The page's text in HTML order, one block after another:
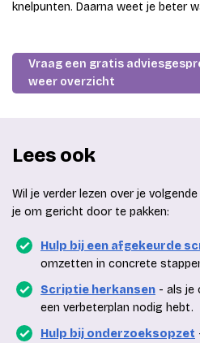
knelpunten. Daarna weet je beter
Vraag een gratis
weer overzicht
Lees ook
Wil je verder lezen over je
je om gericht door te pakken:
Hulp bij een afgekeurde
omzetten in concrete
Scriptie herkansen - als je
een verbeterplan nodig hebt.
Hulp bij onderzoeksopzet